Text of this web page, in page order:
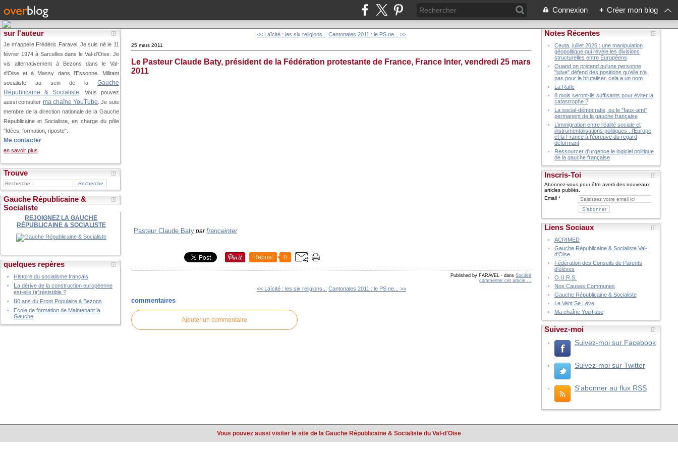
Connexion + Créer mon blog
sur l'auteur
Je m'appelle Frédéric Faravel. Je suis né le 11
février 1974 à Sarcelles dans le Val-d'Oise. Je
vis alternativement à Bezons dans le Val-
d'Oise et à Massy dans l'Essonne. Militant
socialiste au sein de la Gauche
Républicaine & Socialiste . Vous pouvez
aussi consulter ma chaîne YouTube . Je suis
membre de la direction nationale de la Gauche
Républicaine et Socialiste, en charge du pôle
"Idées, formation, riposte".
Me contacter
en savoir plus
Trouve
Gauche Républicaine &
Socialiste
REJOIGNEZ LA GAUCHE
RÉPUBLICAINE & SOCIALISTE
quelques repères
Histoire du socialisme français
La dérive de la construction européenne
est-elle (ir)résistible ?
80 ans du Front Populaire à Bezons
Ecole de formation de Maintenant la
Gauche
<< Laïcité : les six religions... Cantonales 2011 : le PS ne... >>
25 mars 2011
Le Pasteur Claude Baty, président de la Fédération protestante de France, France Inter, vendredi 25 mars
2011
Pasteur Claude Baty parfranceinter
Repost 0
Published by FARAVEL - dansSociété
commenter cet article
<< Laïcité : les six religions... Cantonales 2011 : le PS ne... >>
commentaires
Ajouter un commentaire
Notes Récentes
Ceuta, juillet 2026 : une manipulation
géopolitique qui révèle les divisions
structurelles entre Européens
Quand on prétend qu'une personne
"juive" défend des positions qu'elle n'a
pas pour la brutaliser, cela a un nom
La Rafle
8 mois seront-ils suffisants pour éviter la
catastrophe ?
La social-démocratie, ou le "faux-ami"
permanent de la gauche française
L’immigration entre réalité sociale et
instrumentalisations politiques : l’Europe
et la France à l’épreuve du regard
déformant
Ressourcer d'urgence le logiciel politique
de la gauche française
Inscris-Toi
Abonnez-vous pour être averti des nouveaux
articles publiés.
Email
Liens Sociaux
ACRIMED
Gauche Républicaine & Socialiste Val-
d'Oise
Fédération des Conseils de Parents
d'élèves
O.U.R.S.
Nos Causes Communes
Gauche Républicaine & Socialiste
Le Vent Se Lève
Ma chaîne YouTube
Suivez-moi
Suivez-moi sur Facebook
Suivez-moi sur Twitter
S'abonner au flux RSS
Vous pouvez aussi visiter le site de la Gauche Républicaine & Socialiste du Val-d'Oise